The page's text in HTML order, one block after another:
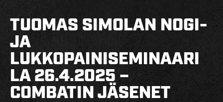
AJANKOHTAISTA
PERUSKURSSIT
MUUT KURSSIT
TUOMAS SIMOLAN NOGI-
JA
LUKKOPAINISEMINAARI
LA 26.4.2025 –
COMBATIN JÄSENET